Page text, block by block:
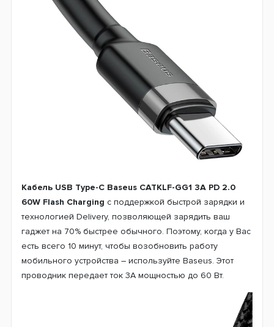
Кабель USB Type-C Baseus CATKLF-GG1 3A PD 2.0
60W Flash Charging с поддержкой быстрой зарядки и
технологией Delivery, позволяющей зарядить ваш
гаджет на 70% быстрее обычного. Поэтому, когда у Вас
есть всего 10 минут, чтобы возобновить работу
мобильного устройства – используйте Baseus. Этот
проводник передает ток 3А мощностью до 60 Вт.